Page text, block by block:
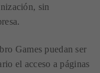
sin
Games puedan ser
el acceso a páginas